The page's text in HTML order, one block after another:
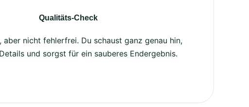
Qualitäts-Check
aber nicht fehlerfrei. Du schaust ganz genau hin,
und sorgst für ein sauberes Endergebnis.